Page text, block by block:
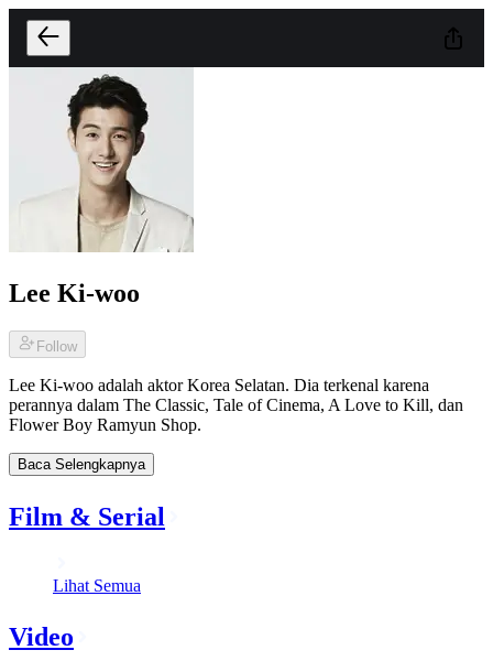
Lee Ki-woo
Follow
Lee Ki-woo adalah aktor Korea Selatan. Dia terkenal karena
perannya dalam The Classic, Tale of Cinema, A Love to Kill, dan
Flower Boy Ramyun Shop.
Baca Selengkapnya
Film & Serial
Lihat Semua
Video